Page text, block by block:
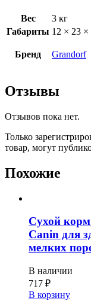
Вес
3 кг
Габариты 12 × 23 ×
Бренд Grandorf
Отзывы
Отзывов пока нет.
Только
товар, могут
Похожие
Сухой корм
Canin для
мелких
В наличии
717 ₽
В корзину